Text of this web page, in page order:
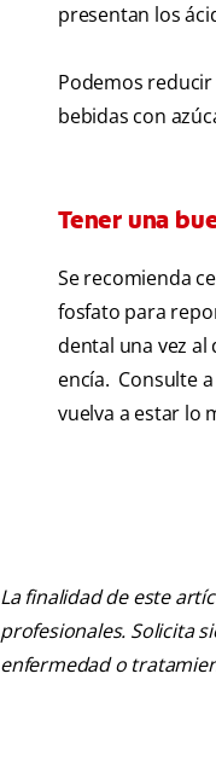
presentan los
Podemos
bebidas con
Tener una
Se recomienda
fosfato para
dental una vez
encía. Consulte
vuelva a estar lo
La finalidad de este
profesionales. Solicita
enfermedad o